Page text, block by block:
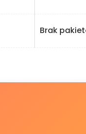
Brak